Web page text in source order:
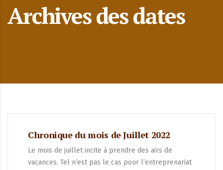
Archives des dates
Chronique du mois de Juillet 2022
Le mois de juillet incite à prendre des airs de
vacances. Tel n’est pas le cas pour l’entreprenariat